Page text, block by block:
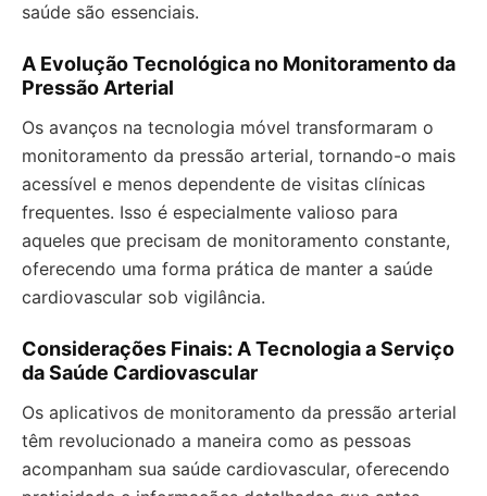
saúde são essenciais.
A Evolução Tecnológica no Monitoramento da
Pressão Arterial
Os avanços na tecnologia móvel transformaram o
monitoramento da pressão arterial, tornando-o mais
acessível e menos dependente de visitas clínicas
frequentes. Isso é especialmente valioso para
aqueles que precisam de monitoramento constante,
oferecendo uma forma prática de manter a saúde
cardiovascular sob vigilância.
Considerações Finais: A Tecnologia a Serviço
da Saúde Cardiovascular
Os aplicativos de monitoramento da pressão arterial
têm revolucionado a maneira como as pessoas
acompanham sua saúde cardiovascular, oferecendo